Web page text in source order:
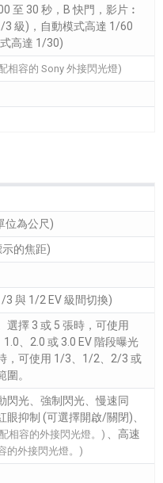
至 30 秒，B 快門，影片︰
級)，自動模式高達 1/60
高達 1/30)
相容的 Sony 外接閃光燈)
位為公尺)
的焦距)
3 與 1/2 EV 級間切換)
選擇 3 或 5 張時，可使用
、2.0 或 3.0 EV 階段曝光
，可使用 1/3、1/2、2/3 或
圍。
閃光、強制閃光、慢速同
眼抑制 (可選擇開啟/關閉)、
相容的外接閃光燈。)
、高速
的外接閃光燈。)